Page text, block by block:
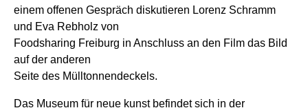
einem offenen Gespräch diskutieren Lorenz Schramm
und Eva Rebholz von
Foodsharing Freiburg in Anschluss an den Film das Bild
auf der anderen
Seite des Mülltonnendeckels.
Das Museum für neue kunst befindet sich in der